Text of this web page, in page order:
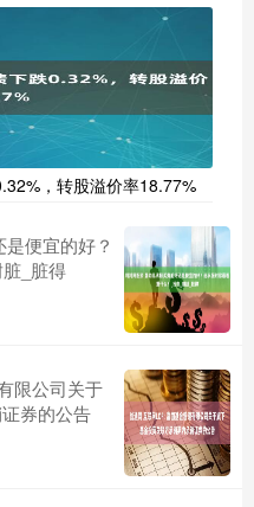
，转股溢价率18.77%
便宜的好？
_脏得
限公司关于
券的公告